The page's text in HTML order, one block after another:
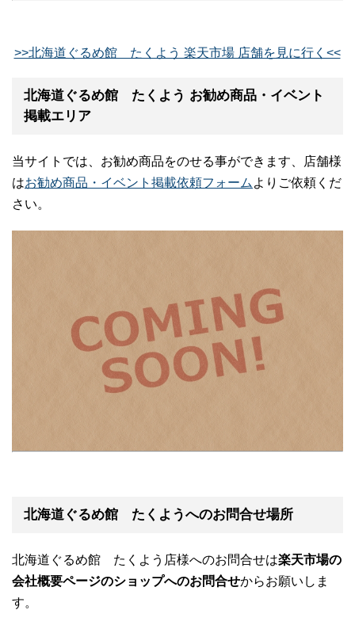
>>北海道ぐるめ館 たくよう 楽天市場 店舗を見に行く<<
北海道ぐるめ館 たくよう お勧め商品・イベント
掲載エリア
当サイトでは、お勧め商品をのせる事ができます、店舗様
はお勧め商品・イベント掲載依頼フォーム よりご依頼くだ
さい。
北海道ぐるめ館 たくようへのお問合せ場所
北海道ぐるめ館 たくよう店様へのお問合せは楽天市場の
会社概要ページのショップへのお問合せからお願いしま
す。